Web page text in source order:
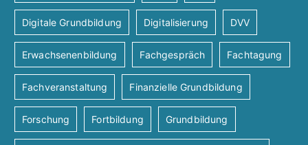
Digitale Grundbildung Digitalisierung DVV
Erwachsenenbildung Fachgespräch Fachtagung
Fachveranstaltung Finanzielle Grundbildung
Forschung Fortbildung Grundbildung